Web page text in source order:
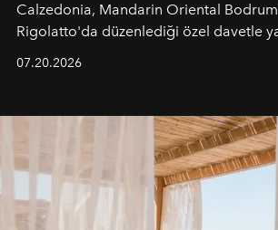
Calzedonia, Mandarin Oriental
Rigolatto'da düzenlediği özel davetle
07.20.2026